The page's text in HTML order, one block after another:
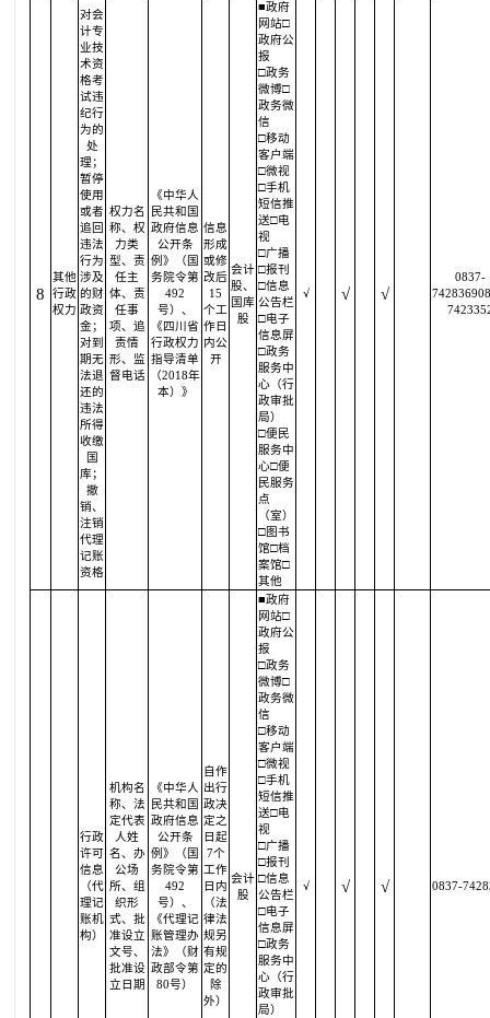
8
其他
行政
权力
对会
计专
业技
术资
格考
试违
纪行
为的
处
理；
暂停
使用
或者
追回
违法
行为
涉及
的财
政资
金；
对到
期无
法退
还的
违法
所得
收缴
国
库；
撤
销、
注销
代理
记账
资格
权力名
称、权
力类
型、责
任主
体、责
任事
项、追
责情
形、监
督电话
《中华人
民共和国
政府信息
公开条
例》（国
务院令第
492
号）、
《四川省
行政权力
指导清单
（2018年
本）》
信息
形成
或修
改后
15
个工
作日
内公
开
会计
股、
国库
股
■政府
网站□
政府公
报
□政务
微博□
政务微
信
□移动
客户端
□微视
□手机
短信推
送□电
视
□广播
□报刊
□信息
公告栏
□电子
信息屏
□政务
服务中
心（行
政审批
局）
□便民
服务中
心□便
民服务
点
（室）
□图书
馆□档
案馆□
其他
√ √ √
0837-
行政
许可
信息
（代
理记
账机
构）
机构名
称、法
定代表
人姓
名、办
公场
所、组
织形
式、批
准设立
文号、
批准设
立日期
《中华人
民共和国
政府信息
公开条
例》（国
务院令第
492
号）、
《代理记
账管理办
法》（财
政部令第
80号）
自作
出行
政决
定之
日起
7个
工作
日内
（法
律法
规另
有规
定的
除
外）
会计
股
■政府
网站□
政府公
报
□政务
微博□
政务微
信
□移动
客户端
□微视
□手机
短信推
送□电
视
□广播
□报刊
□信息
公告栏
□电子
信息屏
□政务
服务中
心（行
政审批
局）
√ √ √ 0837-